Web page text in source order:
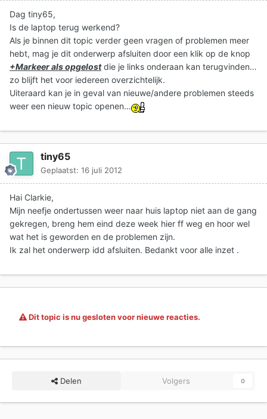
Dag tiny65,
Is de laptop terug werkend?
Als je binnen dit topic verder geen vragen of problemen meer
hebt, mag je dit onderwerp afsluiten door een klik op de knop
+Markeer als opgelostdie je links onderaan kan terugvinden…
zo blijft het voor iedereen overzichtelijk.
Uiteraard kan je in geval van nieuwe/andere problemen steeds
weer een nieuw topic openen…
tiny65
Geplaatst: 16 juli 2012
Hai Clarkie,
Mijn neefje ondertussen weer naar huis laptop niet aan de gang
gekregen, breng hem eind deze week hier ff weg en hoor wel
wat het is geworden en de problemen zijn.
Ik zal het onderwerp idd afsluiten. Bedankt voor alle inzet .
Dit topic is nu gesloten voor nieuwe reacties.
Delen Volgers 0